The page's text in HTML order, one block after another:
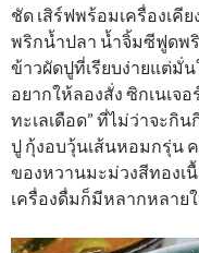
ชัด เสิร์ฟพร้อมเครื่องเคี
พริกน้ำปลา น้ำจิ้มซีฟูดพ
ข้าวผัดปูที่เรียบง่ายแต่มั่
อยากให้ลองสั่ง ซิกเนเจ
ทะเลเดือด” ที่ไม่ว่าจะกิ
ปู กุ้งอบวุ้นเส้นหอมกรุ่น
ของหวานมะม่วงสีทองเ
เครื่องดื่มก็มีหลากหลาย